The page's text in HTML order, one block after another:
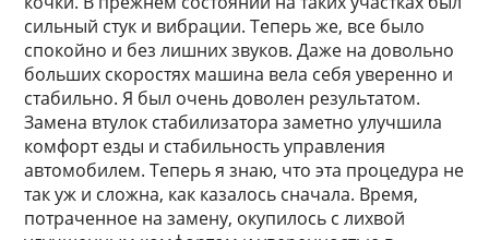
сильный стук и вибрации. Теперь же, все было
спокойно и без лишних звуков. Даже на довольно
больших скоростях машина вела себя уверенно и
стабильно. Я был очень доволен результатом.
Замена втулок стабилизатора заметно улучшила
комфорт езды и стабильность управления
автомобилем. Теперь я знаю, что эта процедура не
так уж и сложна, как казалось сначала. Время,
потраченное на замену, окупилось с лихвой